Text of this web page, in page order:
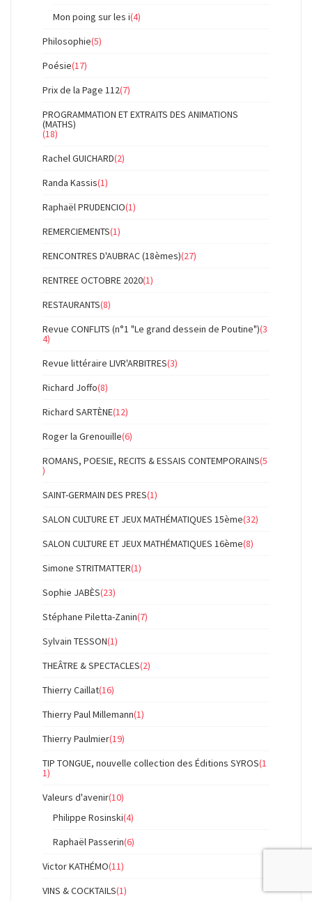
Mon poing sur les i(4)
Philosophie(5)
Poésie(17)
Prix de la Page 112(7)
PROGRAMMATION ET EXTRAITS DES ANIMATIONS
(MATHS)
(18)
Rachel GUICHARD(2)
Randa Kassis(1)
Raphaël PRUDENCIO(1)
REMERCIEMENTS(1)
RENCONTRES D'AUBRAC (18èmes)(27)
RENTREE OCTOBRE 2020(1)
RESTAURANTS(8)
Revue CONFLITS (n°1 "Le grand dessein de Poutine")(3
4)
Revue littéraire LIVR'ARBITRES(3)
Richard Joffo(8)
Richard SARTÈNE(12)
Roger la Grenouille(6)
ROMANS, POESIE, RECITS & ESSAIS CONTEMPORAINS(5
)
SAINT-GERMAIN DES PRES(1)
SALON CULTURE ET JEUX MATHÉMATIQUES 15ème(32)
SALON CULTURE ET JEUX MATHÉMATIQUES 16ème(8)
Simone STRITMATTER(1)
Sophie JABÈS(23)
Stéphane Piletta-Zanin(7)
Sylvain TESSON(1)
THEÂTRE & SPECTACLES(2)
Thierry Caillat(16)
Thierry Paul Millemann(1)
Thierry Paulmier(19)
TIP TONGUE, nouvelle collection des Éditions SYROS(1
1)
Valeurs d'avenir(10)
Philippe Rosinski(4)
Raphaël Passerin(6)
Victor KATHÉMO(11)
VINS & COCKTAILS(1)